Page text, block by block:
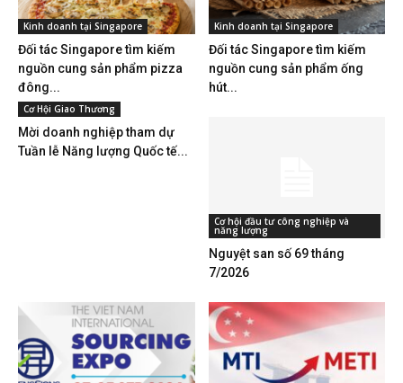
Kinh doanh tại Singapore
Đối tác Singapore tìm kiếm
nguồn cung sản phẩm pizza
đông...
Kinh doanh tại Singapore
Đối tác Singapore tìm kiếm
nguồn cung sản phẩm ống
hút...
Cơ Hội Giao Thương
Mời doanh nghiệp tham dự
Tuần lễ Năng lượng Quốc tế...
Cơ hội đầu tư công nghiệp và
năng lượng
Nguyệt san số 69 tháng
7/2026